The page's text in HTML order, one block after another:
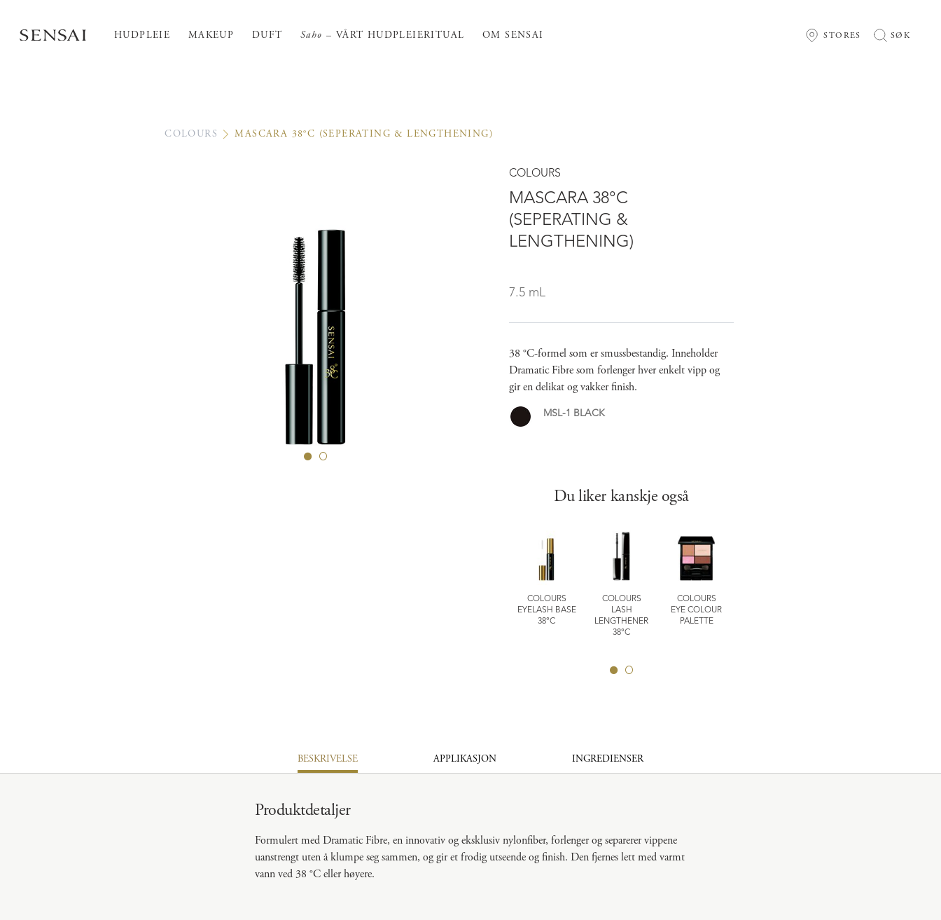
HUDPLEIE MAKEUP DUFT Saho – VÅRT HUDPLEIERITUAL OM SENSAI SØK
STORES
COLOURS MASCARA 38°C (SEPERATING & LENGTHENING)
COLOURS
MASCARA 38°C
(SEPERATING &
LENGTHENING)
7.5 mL
38 °C​-formel som er smussbestandig. Inneholder
Dramatic Fibre som forlenger hver enkelt vipp og
gir en delikat og vakker finish.
MSL-1 BLACK
Du liker kanskje også
COLOURS
EYELASH BASE
38°C
COLOURS
LASH
LENGTHENER
38°C
COLOURS
EYE COLOUR
PALETTE
BESKRIVELSE APPLIKASJON INGREDIENSER
Produktdetaljer
Formulert med Dramatic Fibre, en innovativ og eksklusiv nylonfiber, forlenger og separerer vippene
uanstrengt uten å klumpe seg sammen, og gir et frodig utseende og finish. Den fjernes lett med varmt
vann ved 38 °C​ eller høyere.